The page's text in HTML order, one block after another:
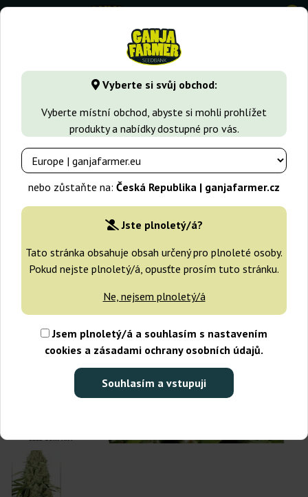
Vyberte si svůj obchod:
Vyberte místní obchod, abyste si mohli prohlížet
produkty a nabídky dostupné pro vás.
nebo zůstaňte na: Česká Republika | ganjafarmer.cz
Jste plnoletý/á?
Tato stránka obsahuje obsah určený pro plnoleté osoby.
Pokud nejste plnoletý/á, opusťte prosím tuto stránku.
Ne, nejsem plnoletý/á
Jsem plnoletý/á a souhlasím s nastavením
cookies a zásadami ochrany osobních údajů.
Souhlasím a vstupuji
0
GanjaFarmer.cz Typy Semen Marihuany Sativa semena
-25%
+dárky